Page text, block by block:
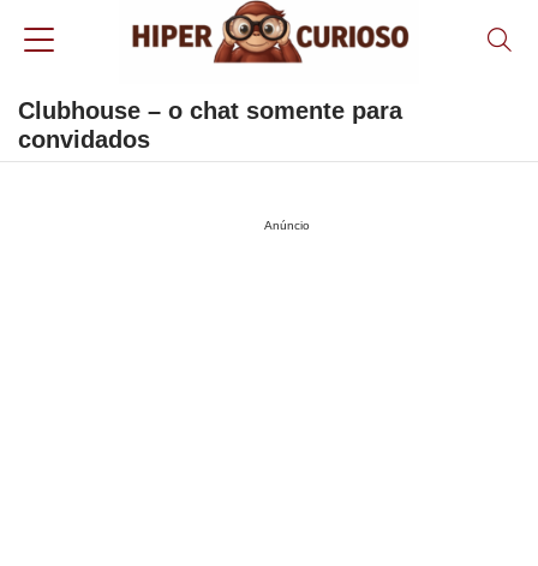
Clubhouse – o chat somente para
convidados
Anúncio